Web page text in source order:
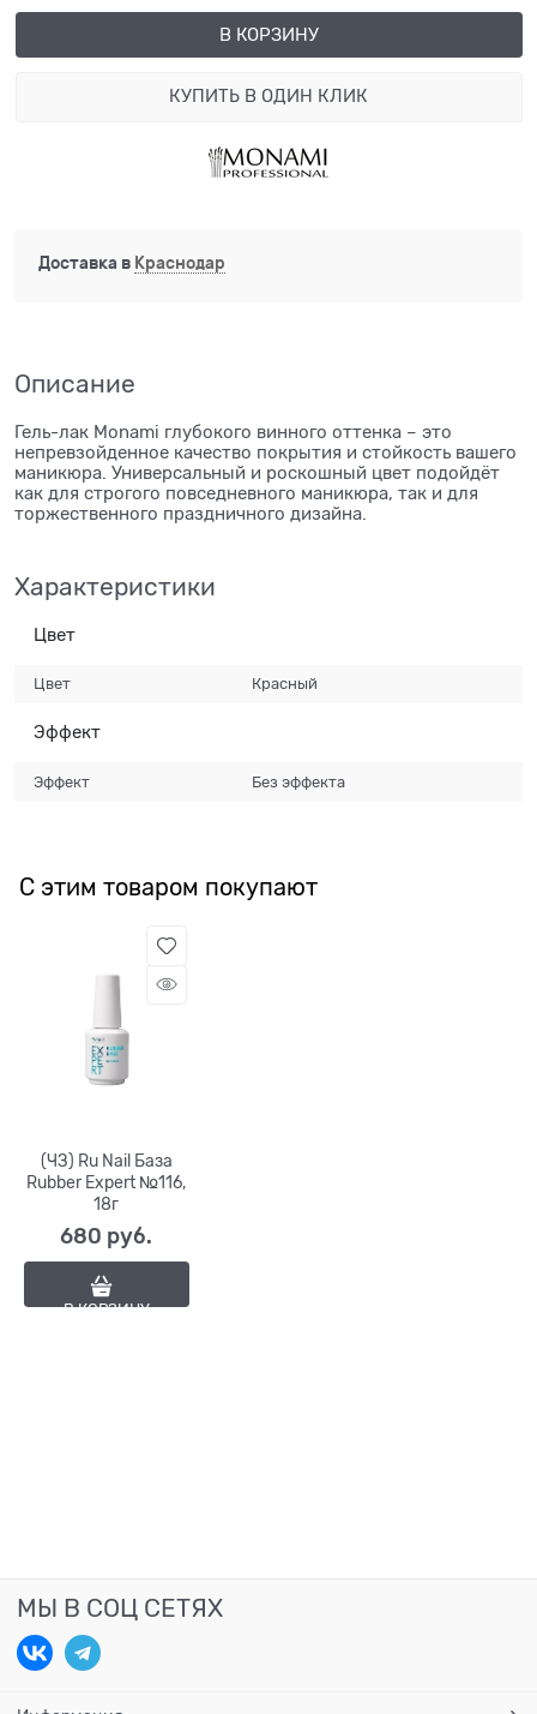
В КОРЗИНУ
КУПИТЬ В ОДИН КЛИК
Доставка в Краснодар
Описание
Гель-лак Monami глубокого винного оттенка – это
непревзойденное качество покрытия и стойкость вашего
маникюра. Универсальный и роскошный цвет подойдёт
как для строгого повседневного маникюра, так и для
торжественного праздничного дизайна.
Характеристики
Цвет
Цвет Красный
Эффект
Эффект Без эффекта
С этим товаром покупают
(ЧЗ) Ru Nail База
Rubber Expert №116,
18г
680 руб.
В КОРЗИНУ
МЫ В СОЦ СЕТЯХ